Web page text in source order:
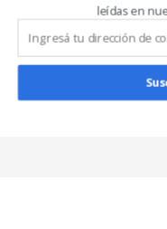
https://
leídas en